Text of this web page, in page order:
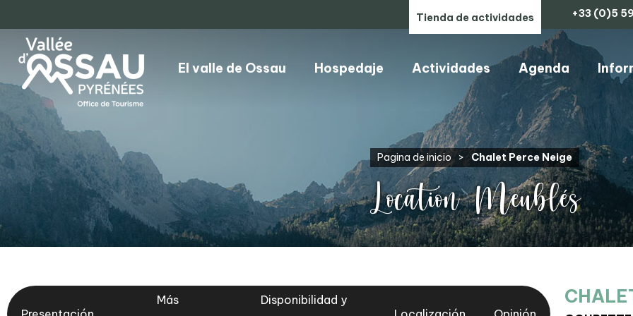
Tienda de actividades +33 (0)5
El valle de Ossau Hospedaje Actividades Agenda
Pagina de inicio > Chalet Perce Neige
Location Meublés
Más
Disponibilidad y